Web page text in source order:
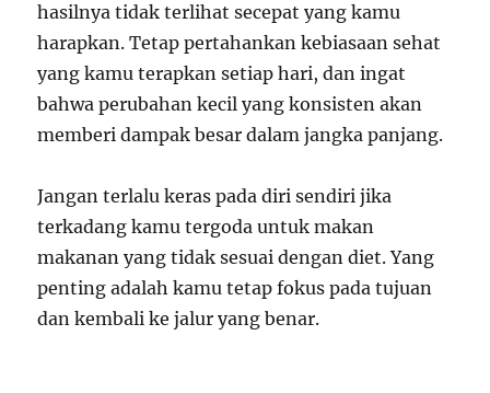
hasilnya tidak terlihat secepat yang kamu
harapkan. Tetap pertahankan kebiasaan sehat
yang kamu terapkan setiap hari, dan ingat
bahwa perubahan kecil yang konsisten akan
memberi dampak besar dalam jangka panjang.
Jangan terlalu keras pada diri sendiri jika
terkadang kamu tergoda untuk makan
makanan yang tidak sesuai dengan diet. Yang
penting adalah kamu tetap fokus pada tujuan
dan kembali ke jalur yang benar.